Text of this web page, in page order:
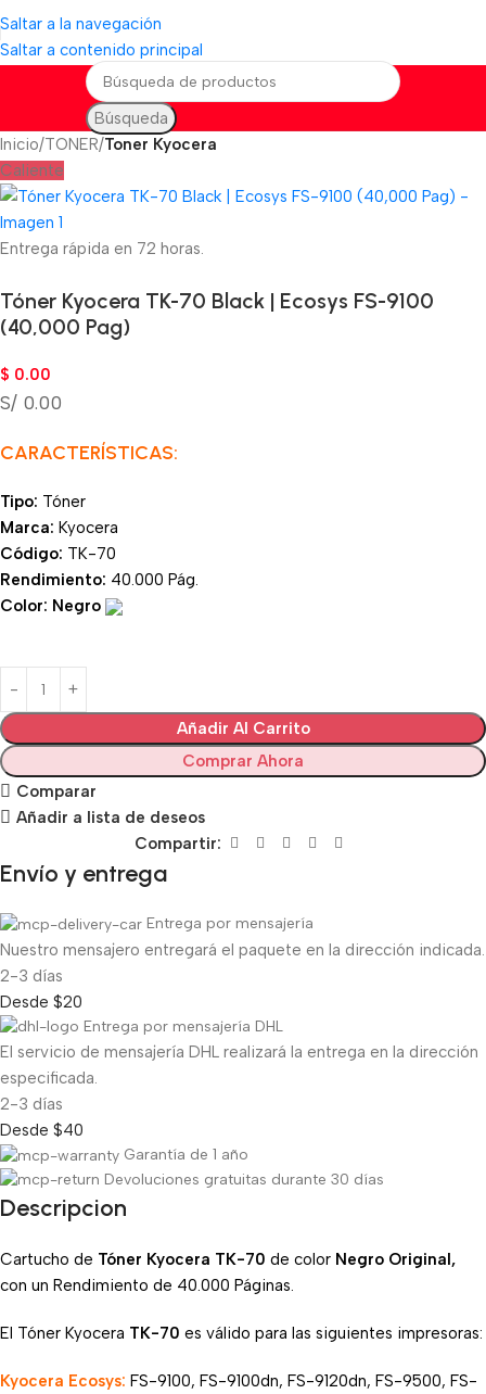
Saltar a la navegación
Saltar a contenido principal
Búsqueda
Inicio TONER Toner Kyocera
Caliente
Entrega rápida en 72 horas.
Tóner Kyocera TK-70 Black | Ecosys FS-9100
(40,000 Pag)
$ 0.00
S/ 0.00
CARACTERÍSTICAS:
Tipo: Tóner
Marca: Kyocera
Código: TK-70
Rendimiento: 40.000 Pág.
Color: Negro
Añadir Al Carrito
Comprar Ahora
Comparar
Añadir a lista de deseos
Compartir:
Envío y entrega
Entrega por mensajería
Nuestro mensajero entregará el paquete en la dirección indicada.
2-3 días
Desde $20
Entrega por mensajería DHL
El servicio de mensajería DHL realizará la entrega en la dirección
especificada.
2-3 días
Desde $40
Garantía de 1 año
Devoluciones gratuitas durante 30 días
Descripcion
Cartucho de Tóner Kyocera TK-70 de color Negro Original,
con un Rendimiento de 40.000 Páginas.
El Tóner Kyocera TK-70 es válido para las siguientes impresoras:
Kyocera Ecosys: FS-9100, FS-9100dn, FS-9120dn, FS-9500, FS-